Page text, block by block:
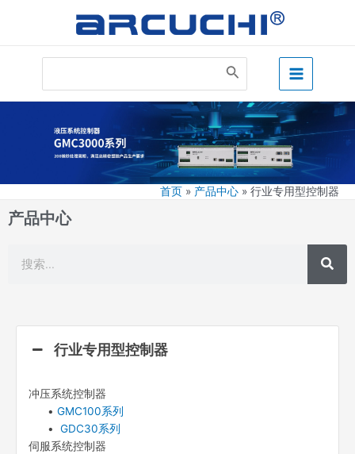
Main
Menu
行业专用型控制器
首页 产品中心 行业专用型控制器
产品中心
搜
行业专用型控制器
冲压系统控制器
• GMC100系列
•
GDC30系列
伺服系统控制器